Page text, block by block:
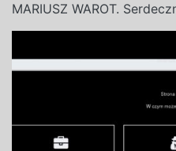
MARIUSZ WAROT.